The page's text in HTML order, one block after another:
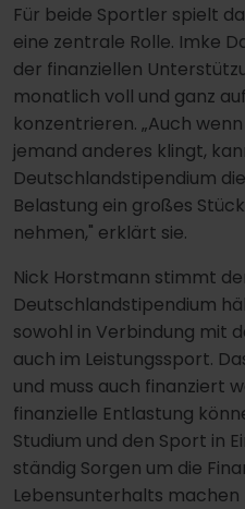
Für beide Sportler spielt
eine zentrale Rolle. Imke
der finanziellen
monatlich voll und ganz
konzentrieren. „Auch
jemand anderes klingt,
Deutschlandstipendium
Belastung ein großes
nehmen," erklärt sie.
Nick Horstmann stimmt
Deutschlandstipendium
sowohl in Verbindung mit
auch im Leistungssport.
und muss auch finanziert
finanzielle Entlastung
Studium und den Sport in
ständig Sorgen um die
Lebensunterhalts machen